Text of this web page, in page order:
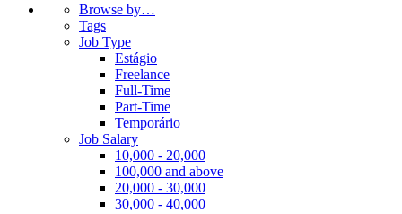
Browse by…
Tags
Job Type
Estágio
Freelance
Full-Time
Part-Time
Temporário
Job Salary
10,000 - 20,000
100,000 and above
20,000 - 30,000
30,000 - 40,000